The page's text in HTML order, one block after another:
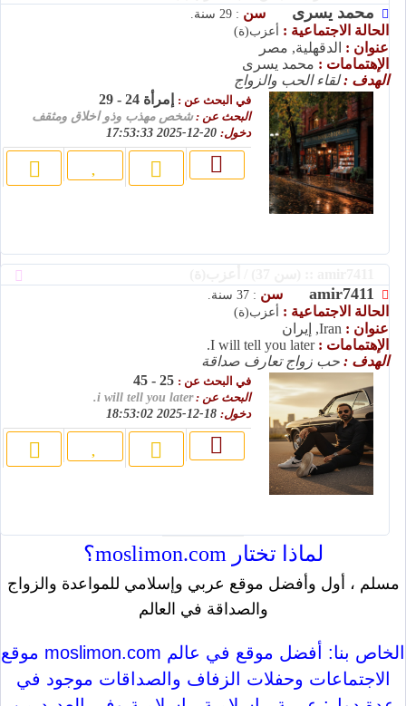
محمد يسرى سن : 29 سنة.
الحالة الاجتماعية : أعزب(ة)
عنوان : الدقهلية, مصر
الإهتمامات : محمد يسرى
الهدف :لقاء الحب والزواج
في البحث عن : إمرأة 24 - 29
البحث عن :شخص مهذب وذو اخلاق ومثقف
دخول:
amir7411 سن : 37 سنة.
الحالة الاجتماعية : أعزب(ة)
عنوان : Iran, إيران
الإهتمامات :I will tell you later.
الهدف : حب زواج تعارف صداقة
في البحث عن :
البحث عن :i will tell you later.
دخول:
لماذا تختار moslimon.com؟
مسلم ، أول وأفضل موقع عربي وإسلامي للمواعدة والزواج
والصداقة في العالم
موقع moslimon.com الخاص بنا: أفضل موقع في عالم
الاجتماعات وحفلات الزفاف والصداقات موجود في